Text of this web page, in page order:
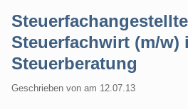
Steuerfachwirt (m/w)
Steuerberatung
Geschrieben von am 12.07.13